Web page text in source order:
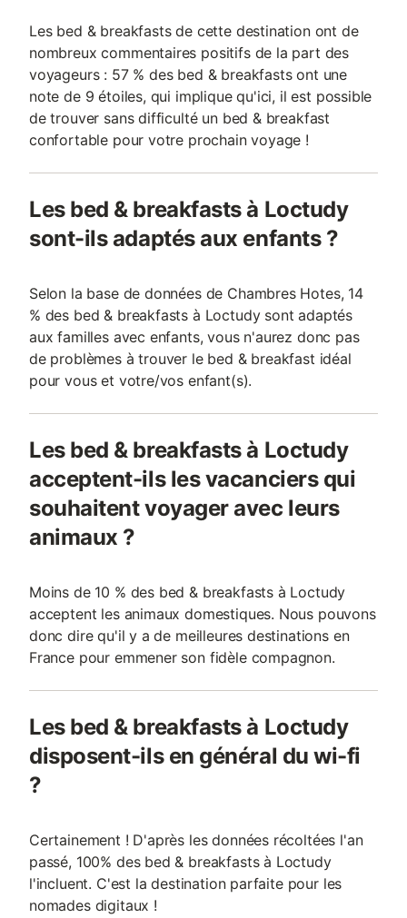
Les bed & breakfasts de cette destination ont de
nombreux commentaires positifs de la part des
voyageurs : 57 % des bed & breakfasts ont une
note de 9 étoiles, qui implique qu'ici, il est possible
de trouver sans difficulté un bed & breakfast
confortable pour votre prochain voyage !
Les bed & breakfasts à Loctudy
sont-ils adaptés aux enfants ?
Selon la base de données de Chambres Hotes, 14
% des bed & breakfasts à Loctudy sont adaptés
aux familles avec enfants, vous n'aurez donc pas
de problèmes à trouver le bed & breakfast idéal
pour vous et votre/vos enfant(s).
Les bed & breakfasts à Loctudy
acceptent-ils les vacanciers qui
souhaitent voyager avec leurs
animaux ?
Moins de 10 % des bed & breakfasts à Loctudy
acceptent les animaux domestiques. Nous pouvons
donc dire qu'il y a de meilleures destinations en
France pour emmener son fidèle compagnon.
Les bed & breakfasts à Loctudy
disposent-ils en général du wi-fi
?
Certainement ! D'après les données récoltées l'an
passé, 100% des bed & breakfasts à Loctudy
l'incluent. C'est la destination parfaite pour les
nomades digitaux !